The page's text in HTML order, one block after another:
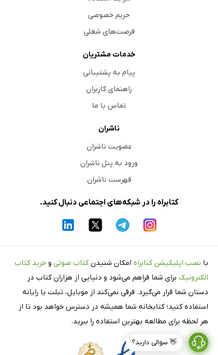
👋 سوالی دارید؟
حریم خصوصی
فرصت‌های شغلی
خدمات مشتریان
پیام به پشتیبانی
راهنمای کاربران
تماس با ما
ناشران
عضویت ناشران
ورود به پنل ناشران
فهرست ناشران
کتابراه را در شبکه‌های اجتماعی دنبال کنید.
با نصب اپلیکیشن کتابراه امکان شنیدن کتاب صوتی و خرید کتاب
الکترونیک برای شما فراهم می‌شود و دنیایی از هزاران کتاب در
دستان شما قرار می‌گیرد. فرقی نمی‌کند از موبایل، تبلت یا رایانه
استفاده کنید؛ کتابخانه شما همیشه در دسترس خواهد بود تا از
هر لحظه برای مطالعه بهترین استفاده را ببرید.